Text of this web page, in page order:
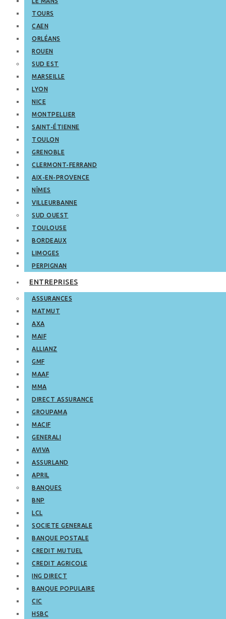
TOURS
CAEN
ORLÉANS
ROUEN
SUD EST
MARSEILLE
LYON
NICE
MONTPELLIER
SAINT-ÉTIENNE
TOULON
GRENOBLE
CLERMONT-FERRAND
AIX-EN-PROVENCE
NÎMES
VILLEURBANNE
SUD OUEST
TOULOUSE
BORDEAUX
LIMOGES
PERPIGNAN
ENTREPRISES
ASSURANCES
MATMUT
AXA
MAIF
ALLIANZ
GMF
MAAF
MMA
DIRECT ASSURANCE
GROUPAMA
MACIF
GENERALI
AVIVA
ASSURLAND
APRIL
BANQUES
BNP
LCL
SOCIETE GENERALE
BANQUE POSTALE
CREDIT MUTUEL
CREDIT AGRICOLE
ING DIRECT
BANQUE POPULAIRE
CIC
HSBC